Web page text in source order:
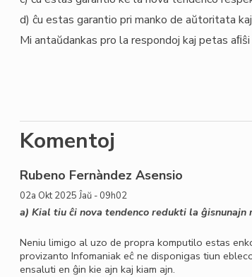
d) ĉu estas garantio pri manko de aŭtoritata
Mi antaŭdankas pro la respondoj kaj petas
Komentoj
Rubeno Fernàndez Asensio
02a Okt 2025 Ĵaŭ - 09h02
a) Kial tiu ĉi nova tendenco redukti la ĝisnunajn
Neniu limigo al uzo de propra komputilo estas
provizanto Infomaniak eĉ ne disponigas tiun
ensaluti en ĝin kie ajn kaj kiam ajn.